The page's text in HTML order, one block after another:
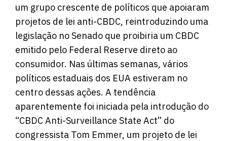
um grupo crescente de políticos que apoiaram
projetos de lei anti-CBDC, reintroduzindo uma
legislação no Senado que proibiria um CBDC
emitido pelo Federal Reserve direto ao
consumidor. Nas últimas semanas, vários
políticos estaduais dos EUA estiveram no
centro dessas ações. A tendência
aparentemente foi iniciada pela introdução do
“CBDC Anti-Surveillance State Act” do
congressista Tom Emmer, um projeto de lei